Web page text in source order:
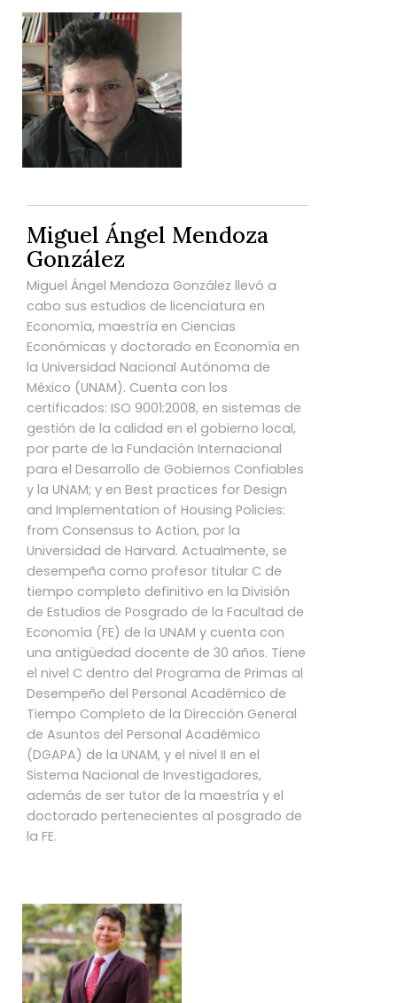
Miguel Ángel Mendoza
González
Miguel Ángel Mendoza González llevó a
cabo sus estudios de licenciatura en
Economía, maestría en Ciencias
Económicas y doctorado en Economía en
la Universidad Nacional Autónoma de
México (UNAM). Cuenta con los
certificados: ISO 9001:2008, en sistemas de
gestión de la calidad en el gobierno local,
por parte de la Fundación Internacional
para el Desarrollo de Gobiernos Confiables
y la UNAM; y en Best practices for Design
and Implementation of Housing Policies:
from Consensus to Action, por la
Universidad de Harvard. Actualmente, se
desempeña como profesor titular C de
tiempo completo definitivo en la División
de Estudios de Posgrado de la Facultad de
Economía (FE) de la UNAM y cuenta con
una antigüedad docente de 30 años. Tiene
el nivel C dentro del Programa de Primas al
Desempeño del Personal Académico de
Tiempo Completo de la Dirección General
de Asuntos del Personal Académico
(DGAPA) de la UNAM, y el nivel II en el
Sistema Nacional de Investigadores,
además de ser tutor de la maestría y el
doctorado pertenecientes al posgrado de
la FE.